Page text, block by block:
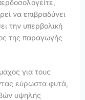
να επιβραδύνει
την υπερβολική
της παραγωγής
για τους
εύρωστα φυτά,
υψηλής